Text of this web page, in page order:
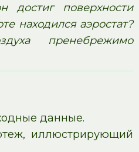
достиг поверхности
находился аэростат?
пренебрежимо
данные.
иллюстрирующий